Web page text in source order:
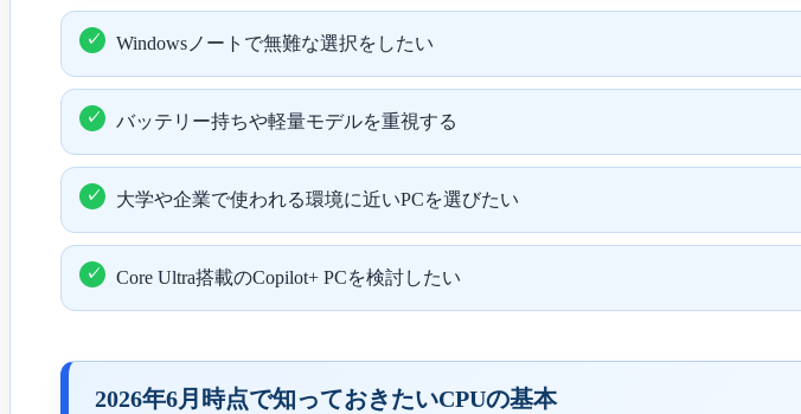
Windowsノートで無難な選択をしたい
バッテリー持ちや軽量モデルを重視する
大学や企業で使われる環境に近いPCを選びたい
Core Ultra搭載のCopilot+ PCを検討したい
2026年6月時点で知っておきたいCPUの基本